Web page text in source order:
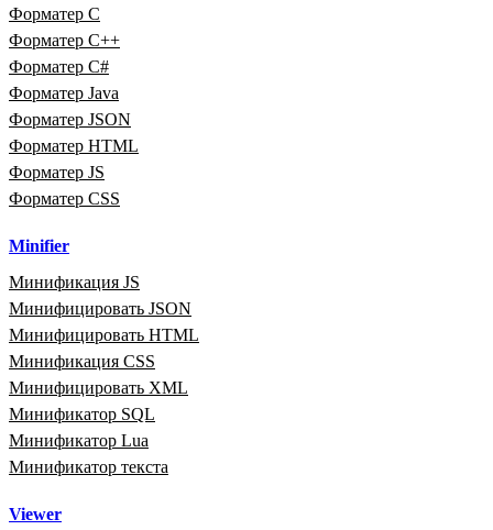
Форматер C
Форматер C++
Форматер C#
Форматер Java
Форматер JSON
Форматер HTML
Форматер JS
Форматер CSS
Minifier
Минификация JS
Минифицировать JSON
Минифицировать HTML
Минификация CSS
Минифицировать XML
Минификатор SQL
Минификатор Lua
Минификатор текста
Viewer